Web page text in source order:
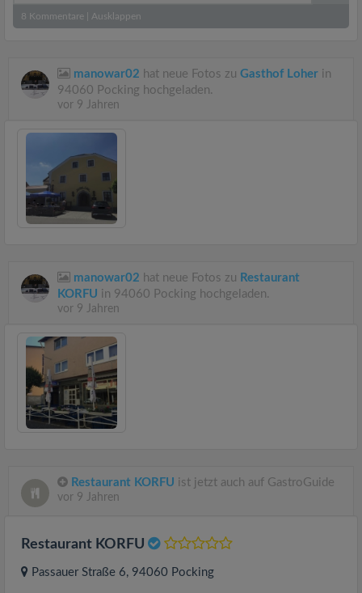
8 Kommentare Ausklappen
manowar02 hat neue Fotos zu Gasthof Loher in
94060 Pocking hochgeladen.
vor 9 Jahren
manowar02 hat neue Fotos zu Restaurant
KORFU in 94060 Pocking hochgeladen.
vor 9 Jahren
Restaurant KORFU ist jetzt auch auf GastroGuide
vor 9 Jahren
Restaurant KORFU
Passauer Straße 6, 94060 Pocking